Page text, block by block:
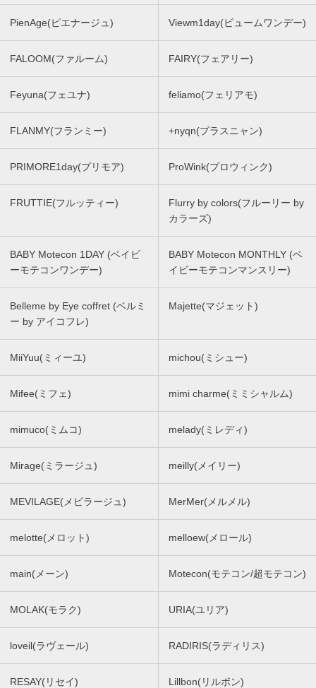
PienAge(ピエナージュ) Viewm1day(ビュームワンデー)
FALOOM(ファルーム) FAIRY(フェアリー)
Feyuna(フェユナ) feliamo(フェリアモ)
FLANMY(フランミー) +nyqn(プラスニャン)
PRIMORE1day(プリモア) ProWink(プロウィンク)
FRUTTIE(フルッティー)
Flurry by colors(フルーリー by
カラーズ)
BABY Motecon 1DAY (ベイビ
ーモテコンワンデー)
BABY Motecon MONTHLY (ベ
イビーモテコンマンスリー)
Belleme by Eye coffret (ベルミ
ー by アイコフレ)
Majette(マジェット)
MiiYuu(ミィーユ) michou(ミシュー)
Mifee(ミフェ) mimi charme(ミミシャルム)
mimuco(ミムコ) melady(ミレディ)
Mirage(ミラージュ) meilly(メイリー)
MEVILAGE(メビラージュ) MerMer(メルメル)
melotte(メロット) melloew(メロール)
main(メーン) Motecon(モテコン/超モテコン)
MOLAK(モラク) URIA(ユリア)
loveil(ラヴェール) RADIRIS(ラディリス)
RESAY(リセイ) Lillbon(リルボン)